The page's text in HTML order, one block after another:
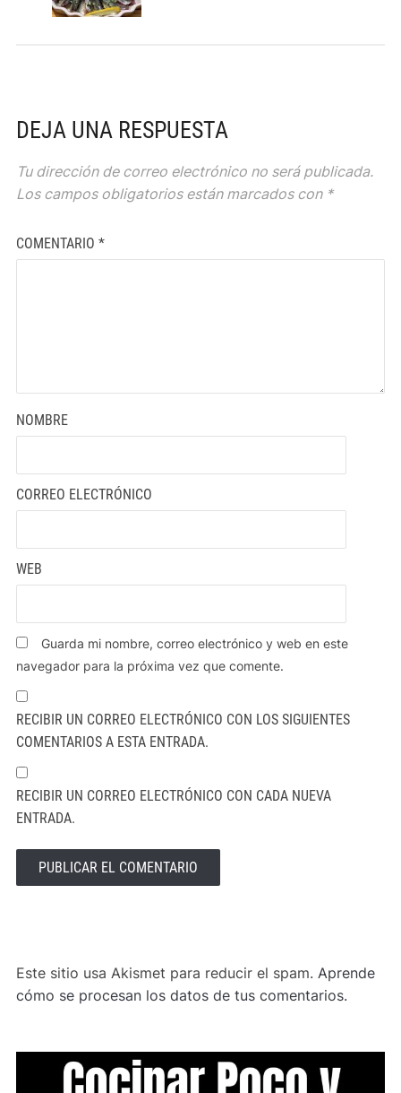
DEJA UNA RESPUESTA
Tu dirección de correo electrónico no será publicada.
Los campos obligatorios están marcados con *
COMENTARIO *
NOMBRE
CORREO ELECTRÓNICO
WEB
Guarda mi nombre, correo electrónico y web en este
navegador para la próxima vez que comente.
RECIBIR UN CORREO ELECTRÓNICO CON LOS SIGUIENTES
COMENTARIOS A ESTA ENTRADA.
RECIBIR UN CORREO ELECTRÓNICO CON CADA NUEVA
ENTRADA.
Este sitio usa Akismet para reducir el spam. Aprende
cómo se procesan los datos de tus comentarios.